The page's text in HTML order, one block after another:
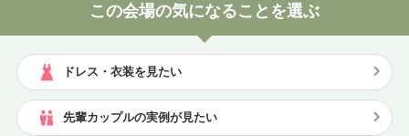
この会場の気になることを選ぶ
ドレス・衣装を見たい
先輩カップルの実例が見たい